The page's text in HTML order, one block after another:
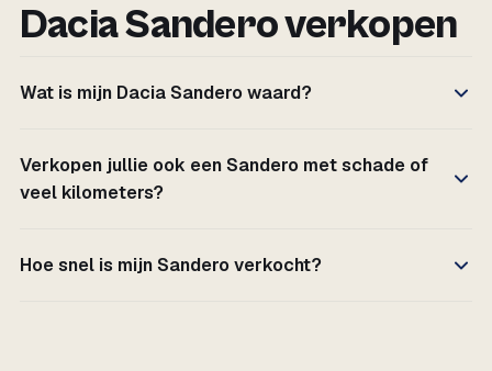
Dacia Sandero verkopen
Wat is mijn Dacia Sandero waard?
Verkopen jullie ook een Sandero met schade of
veel kilometers?
Hoe snel is mijn Sandero verkocht?